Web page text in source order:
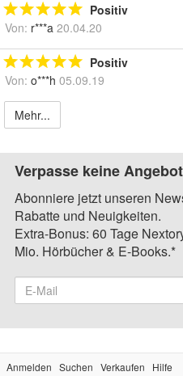
Positiv
Von: r***a 20.04.20
Positiv
Von: o***h 05.09.19
Mehr...
Verpasse keine
Abonniere jetzt unseren
Rabatte und Neuigkeiten.
Extra-Bonus: 60 Tage
Mio. Hörbücher & E-Books.*
Anmelden Suchen Verkaufen
Hilfe